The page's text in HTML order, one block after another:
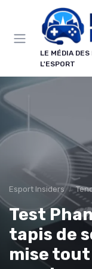
LE MÉDIA
L'ESPORT
Esport Insiders
Test
tapis de
mise
Panneau de gestion